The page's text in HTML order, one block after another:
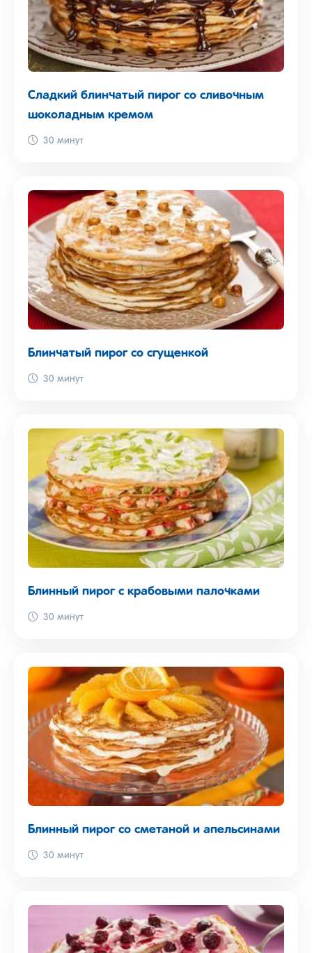
Сладкий блинчатый пирог со сливочным
шоколадным кремом
30 минут
Блинчатый пирог со сгущенкой
30 минут
Блинный пирог с крабовыми палочками
30 минут
Блинный пирог со сметаной и апельсинами
30 минут